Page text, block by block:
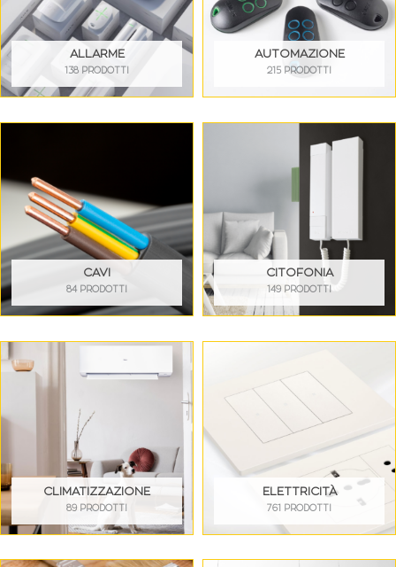
ALLARME
138 PRODOTTI
AUTOMAZIONE
215 PRODOTTI
CAVI
84 PRODOTTI
CITOFONIA
149 PRODOTTI
CLIMATIZZAZIONE
89 PRODOTTI
ELETTRICITÀ
761 PRODOTTI